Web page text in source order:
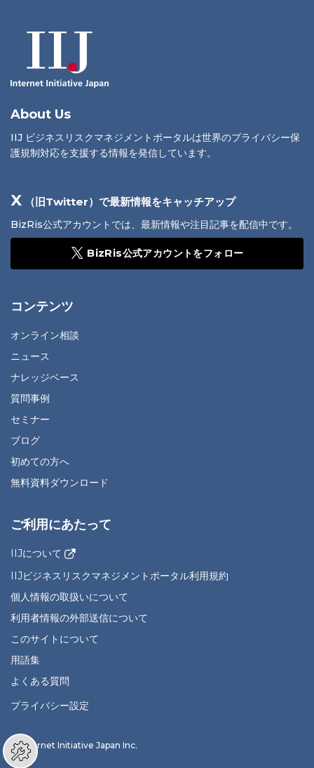
About Us
IIJ ビジネスリスクマネジメントポータルは世界のプライバシー保
護規制対応を支援する情報を発信しています。
X （旧Twitter）で最新情報をキャッチアップ
BizRis公式アカウントでは、最新情報や注目記事を配信中です。
BizRis公式アカウントをフォロー
コンテンツ
オンライン相談
ニュース
ナレッジベース
質問事例
セミナー
ブログ
初めての方へ
無料資料ダウンロード
ご利用にあたって
IIJについて
IIJビジネスリスクマネジメントポータル利用規約
個人情報の取扱いについて
利用者情報の外部送信について
このサイトについて
用語集
よくある質問
プライバシー設定
© Internet Initiative Japan Inc.